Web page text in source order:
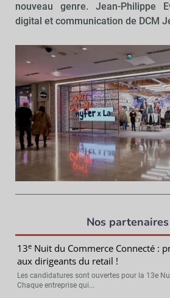
nouveau genre. Jean-Philippe
digital et communication de DCM
Nos
13e Nuit du Commerce Connecté :
aux dirigeants du retail !
Les candidatures sont ouvertes pour la 13e
Chaque entreprise qui...